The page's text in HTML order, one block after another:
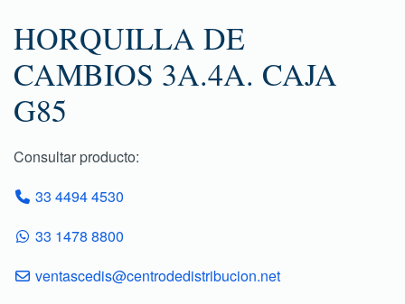
HORQUILLA DE
CAMBIOS 3A.4A. CAJA
G85
Consultar producto:
33 4494 4530
33 1478 8800
ventascedis@centrodedistribucion.net